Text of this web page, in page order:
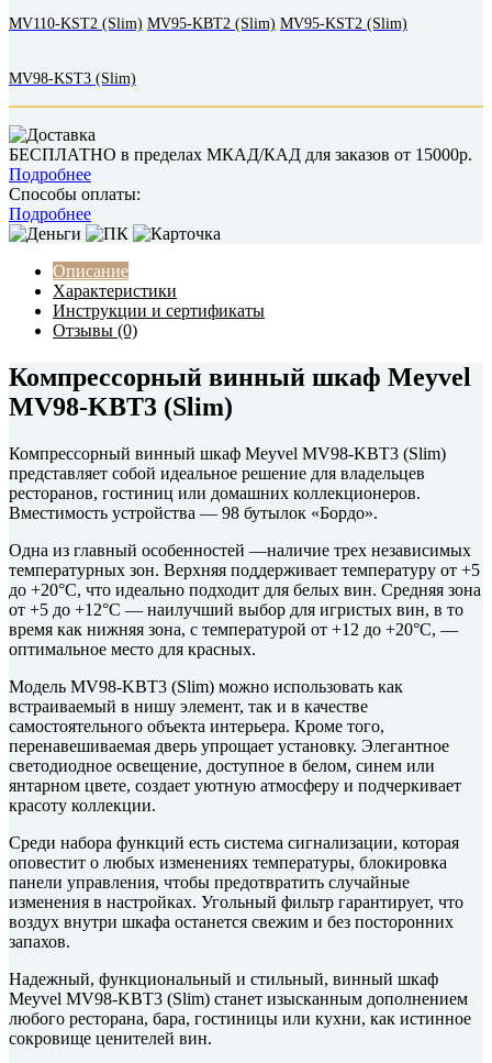
MV110-KST2 (Slim) MV95-KBT2 (Slim) MV95-KST2 (Slim)
MV98-KST3 (Slim)
БЕСПЛАТНО в пределах МКАД/КАД для заказов от 15000р.
Подробнее
Способы оплаты:
Подробнее
Описание
Характеристики
Инструкции и сертификаты
Отзывы (0)
Компрессорный винный шкаф Meyvel
MV98-KBT3 (Slim)
Компрессорный винный шкаф Meyvel MV98-KBT3 (Slim)
представляет собой идеальное решение для владельцев
ресторанов, гостиниц или домашних коллекционеров.
Вместимость устройства — 98 бутылок «Бордо».
Одна из главный особенностей —наличие трех независимых
температурных зон. Верхняя поддерживает температуру от +5
до +20°C, что идеально подходит для белых вин. Средняя зона
от +5 до +12°C — наилучший выбор для игристых вин, в то
время как нижняя зона, с температурой от +12 до +20°C, —
оптимальное место для красных.
Модель MV98-KBT3 (Slim) можно использовать как
встраиваемый в нишу элемент, так и в качестве
самостоятельного объекта интерьера. Кроме того,
перенавешиваемая дверь упрощает установку. Элегантное
светодиодное освещение, доступное в белом, синем или
янтарном цвете, создает уютную атмосферу и подчеркивает
красоту коллекции.
Среди набора функций есть система сигнализации, которая
оповестит о любых изменениях температуры, блокировка
панели управления, чтобы предотвратить случайные
изменения в настройках. Угольный фильтр гарантирует, что
воздух внутри шкафа останется свежим и без посторонних
запахов.
Надежный, функциональный и стильный, винный шкаф
Meyvel MV98-KBT3 (Slim) станет изысканным дополнением
любого ресторана, бара, гостиницы или кухни, как истинное
сокровище ценителей вин.